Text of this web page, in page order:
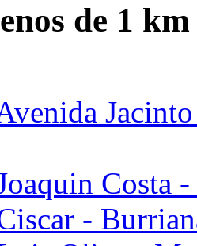
de 1
Costa
-